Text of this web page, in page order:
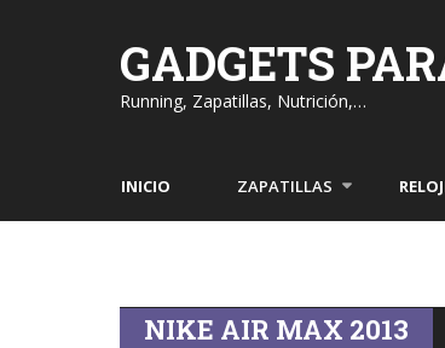
GADGETS
Running, Zapatillas, Nutrición,…
INICIO ZAPATILLAS
NIKE AIR MAX 2013